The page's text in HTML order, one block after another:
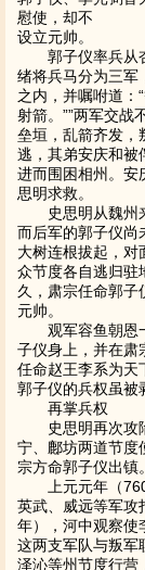
慰使，却不
设立元帅。
郭子仪率兵从杏
绪将兵马分为三军
之内，并嘱咐道：
射箭。””两军交战
垒垣，乱箭齐发，
逃，其弟安庆和被
进而围困相州。安
思明求救。
史思明从魏州来
而后军的郭子仪尚
大树连根拔起，对
众节度各自逃归驻
久，肃宗任命郭子
元帅。
观军容鱼朝恩一
子仪身上，并在肃
任命赵王李系为天
郭子仪的兵权虽被
再掌兵权
史思明再次攻陷
宁、鄜坊两道节度
宗方命郭子仪出镇。
上元元年（760
英武、威远等军攻
年），河中观察使
这两支军队与叛军
泽沁等州节度行营